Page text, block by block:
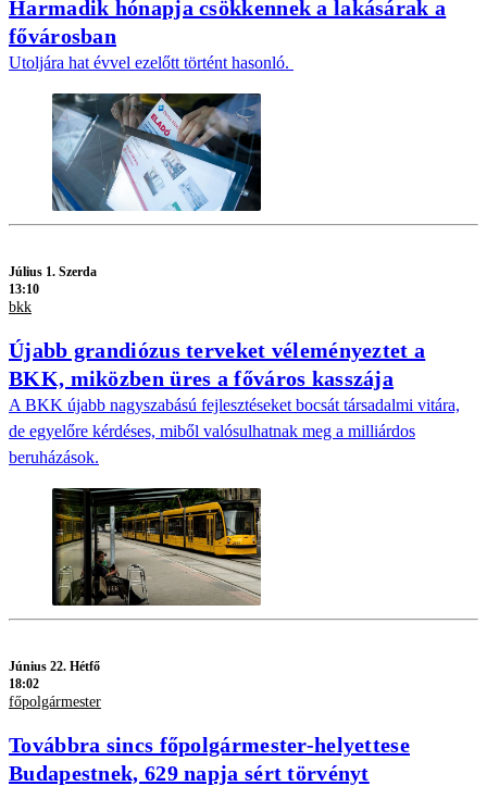
Harmadik hónapja csökkennek a lakásárak a
fővárosban
Utoljára hat évvel ezelőtt történt hasonló.
Július 1. Szerda
13:10
bkk
Újabb grandiózus terveket véleményeztet a
BKK, miközben üres a főváros kasszája
A BKK újabb nagyszabású fejlesztéseket bocsát társadalmi vitára,
de egyelőre kérdéses, miből valósulhatnak meg a milliárdos
beruházások.
Június 22. Hétfő
18:02
főpolgármester
Továbbra sincs főpolgármester-helyettese
Budapestnek, 629 napja sért törvényt